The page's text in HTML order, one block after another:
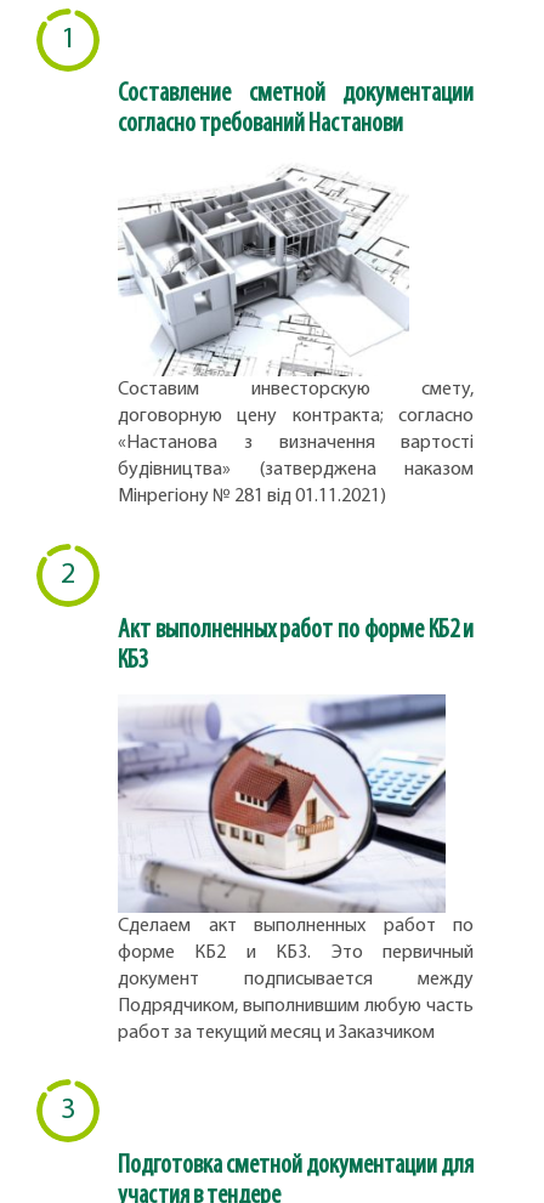
1
Составление сметной документации
согласно требований Настанови
Составим инвесторскую смету,
договорную цену контракта; согласно
«Настанова з визначення вартості
будівництва» (затверджена наказом
Мінрегіону № 281 від 01.11.2021)
2
Акт выполненных работ по форме КБ2 и
КБ3
Сделаем акт выполненных работ по
форме КБ2 и КБ3. Это первичный
документ подписывается между
Подрядчиком, выполнившим любую часть
работ за текущий месяц и Заказчиком
3
Подготовка сметной документации для
участия в тендере